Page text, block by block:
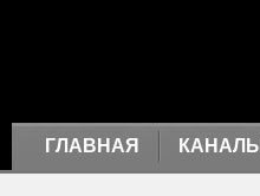
ГЛАВНАЯ КАНАЛЫ